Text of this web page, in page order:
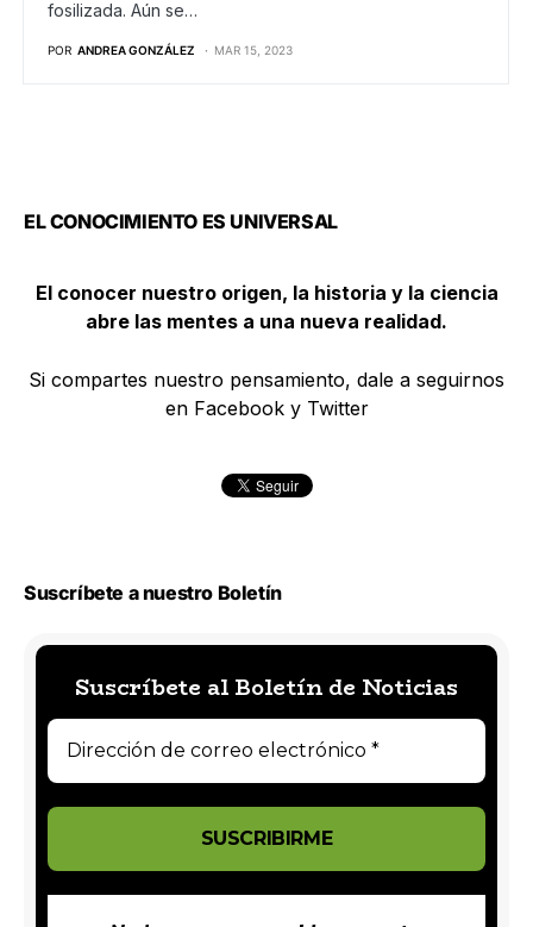
fosilizada. Aún se…
POR ANDREA GONZÁLEZ MAR 15, 2023
EL CONOCIMIENTO ES UNIVERSAL
El conocer nuestro origen, la historia y la ciencia
abre las mentes a una nueva realidad.
Si compartes nuestro pensamiento, dale a seguirnos
en Facebook y Twitter
Suscríbete a nuestro Boletín
Suscríbete al Boletín de Noticias